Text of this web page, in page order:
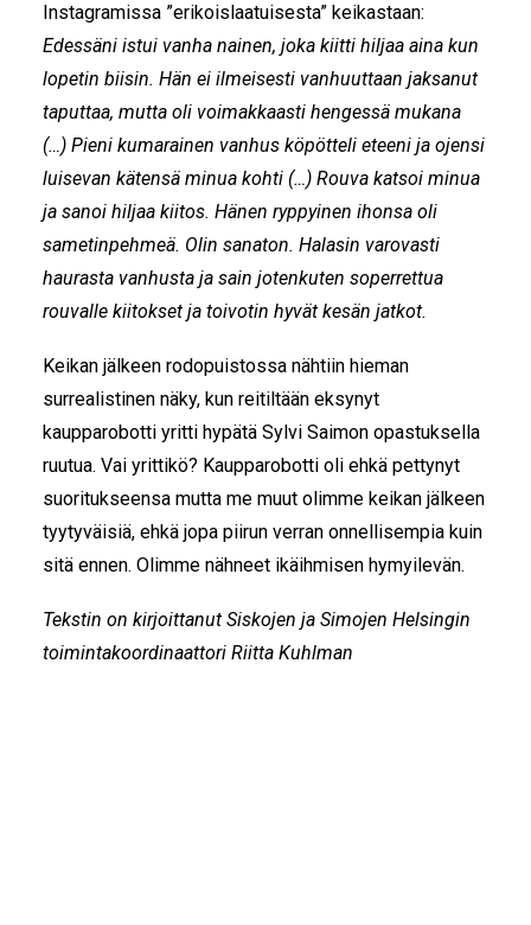
Instagramissa ”erikoislaatuisesta” keikastaan:
Edessäni istui vanha nainen, joka kiitti hiljaa aina kun
lopetin biisin. Hän ei ilmeisesti vanhuuttaan jaksanut
taputtaa, mutta oli voimakkaasti hengessä mukana
(…) Pieni kumarainen vanhus köpötteli eteeni ja ojensi
luisevan kätensä minua kohti (…) Rouva katsoi minua
ja sanoi hiljaa kiitos. Hänen ryppyinen ihonsa oli
sametinpehmeä. Olin sanaton. Halasin varovasti
haurasta vanhusta ja sain jotenkuten soperrettua
rouvalle kiitokset ja toivotin hyvät kesän jatkot.
Keikan jälkeen rodopuistossa nähtiin hieman
surrealistinen näky, kun reitiltään eksynyt
kaupparobotti yritti hypätä Sylvi Saimon opastuksella
ruutua. Vai yrittikö? Kaupparobotti oli ehkä pettynyt
suoritukseensa mutta me muut olimme keikan jälkeen
tyytyväisiä, ehkä jopa piirun verran onnellisempia kuin
sitä ennen. Olimme nähneet ikäihmisen hymyilevän.
Tekstin on kirjoittanut Siskojen ja Simojen Helsingin
toimintakoordinaattori Riitta Kuhlman